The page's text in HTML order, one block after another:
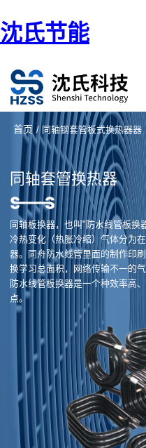
沈氏节能
首页 / 同轴钢套管板式换热器器
同轴套管换热器
同轴板换器，也叫"防水线管板换
冷热变化（热胀冷缩）气体分为
器。同舟防水线管里面的制作印
换学习总面积，网络传输不一的
防水线管板换器是一个种效率高
点。